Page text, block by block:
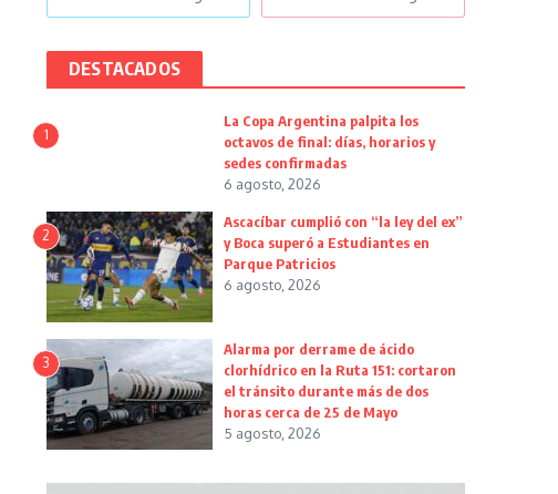
DESTACADOS
1
La Copa Argentina palpita los
octavos de final: días, horarios y
sedes confirmadas
6 agosto, 2026
2
Ascacíbar cumplió con “la ley del ex”
y Boca superó a Estudiantes en
Parque Patricios
6 agosto, 2026
3
Alarma por derrame de ácido
clorhídrico en la Ruta 151: cortaron
el tránsito durante más de dos
horas cerca de 25 de Mayo
5 agosto, 2026